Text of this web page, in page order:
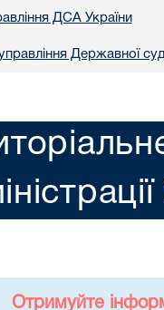
ДСА України
Державної
Отримуйте